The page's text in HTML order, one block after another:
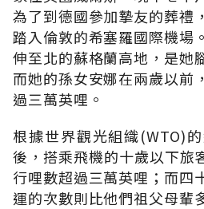
為了到德國參加摯友的葬禮
踏入倫敦的希塞羅國際機場
伸至北的蘇格蘭高地，是她
而她的孫女安娜在兩歲以前
過三萬英哩。
根據世界觀光組織(WTO)
後，搭乘飛機的十歲以下旅
行哩數超過三萬英哩；而四
運的次數則比他們祖父母輩